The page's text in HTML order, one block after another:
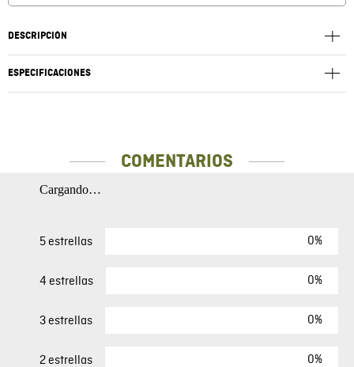
DESCRIPCIÓN
ESPECIFICACIONES
COMENTARIOS
Cargando…
5 estrellas 0%
4 estrellas 0%
3 estrellas 0%
2 estrellas 0%